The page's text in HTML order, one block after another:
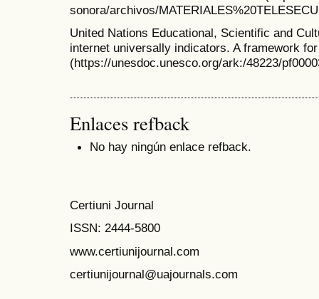
sonora/archivos/
United Nations Educational, Scientific and
internet universally indicators. A framework
(https://unesdoc.unesco.org/ark:/48223/
Enlaces refback
No hay ningún enlace refback.
Certiuni Journal
ISSN: 2444-5800
www.certiunijournal.com
certiunijournal@uajournals.com